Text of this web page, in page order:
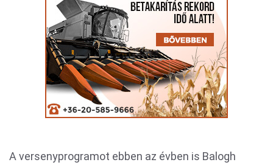
A versenyprogramot ebben az évben is Balogh